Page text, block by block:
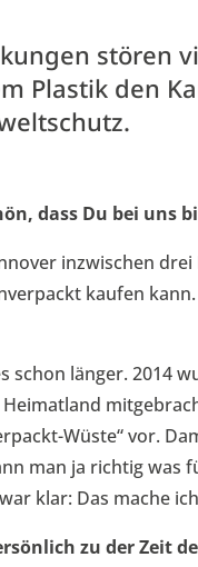
stören
Plastik den
dass Du bei uns
inzwischen
kaufen
schon länger. 2014
Wüste“ vor.
man ja richtig was
klar: Das mache
zu der Zeit